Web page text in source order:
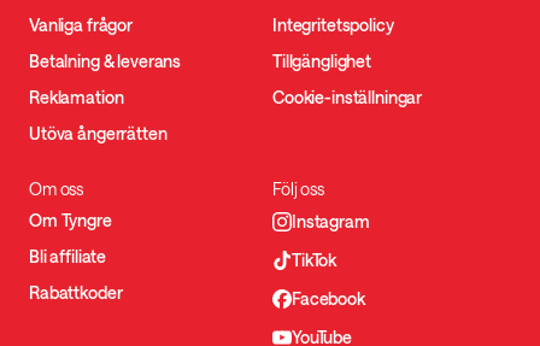
Vanliga frågor
Betalning & leverans
Reklamation
Utöva ångerrätten
Integritetspolicy
Tillgänglighet
Cookie-inställningar
Om oss
Om Tyngre
Bli affiliate
Rabattkoder
Följ oss
Instagram
TikTok
Facebook
YouTube